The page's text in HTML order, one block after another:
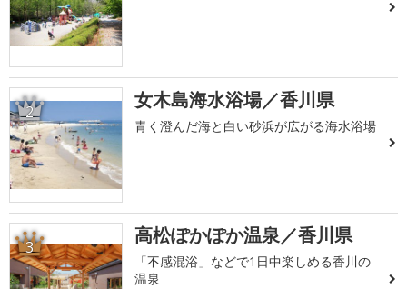
2 女木島海水浴場／香川県
青く澄んだ海と白い砂浜が広がる海水浴場
3 高松ぽかぽか温泉／香川県
「不感混浴」などで1日中楽しめる香川の
温泉